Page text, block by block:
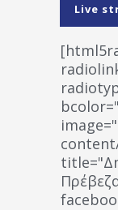
Live